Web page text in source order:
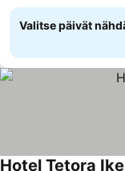
Valitse päivät
Hotel Tetora